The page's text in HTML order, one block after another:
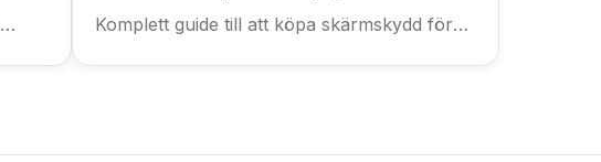
Komplett guide till att köpa skärmskydd för